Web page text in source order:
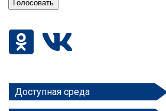
Доступная среда